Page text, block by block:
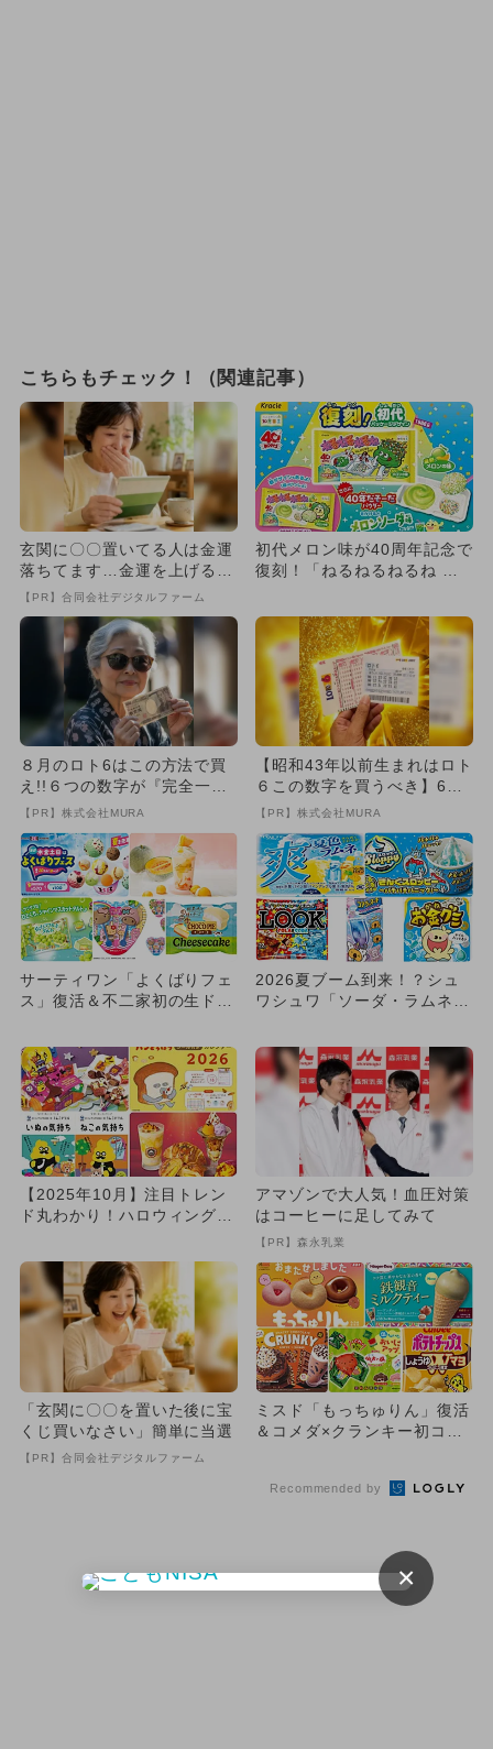
こちらもチェック！（関連記事）
玄関に〇〇置いてる人は金運
落ちてます…金運を上げる方
法とは
【PR】合同会社デジタルファーム
初代メロン味が40周年記念で
復刻！「ねるねるねるね 」
で...
８月のロト6はこの方法で買
え!!６つの数字が『完全一
致』する方法
【PR】株式会社MURA
【昭和43年以前生まれはロト
６この数字を買うべき】6つ
の数字が「完全一致」する
【PR】株式会社MURA
サーティワン「よくばりフェ
ス」復活＆不二家初の生ドー
2026夏ブーム到来！？シュ
ワシュワ「ソーダ・ラムネ
【2025年10月】注目トレン
ド丸わかり！ハロウィングッ
アマゾンで大人気！血圧対策
はコーヒーに足してみて
【PR】森永乳業
「玄関に〇〇を置いた後に宝
くじ買いなさい」簡単に当選
【PR】合同会社デジタルファーム
ミスド「もっちゅりん」復活
＆コメダ×クランキー初コラ
Recommended by
×